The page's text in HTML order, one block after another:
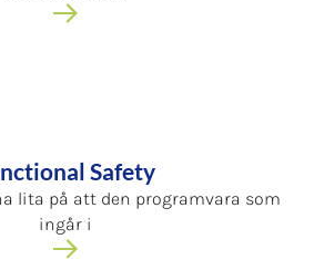
Safety
lita på att den programvara som
ingår i